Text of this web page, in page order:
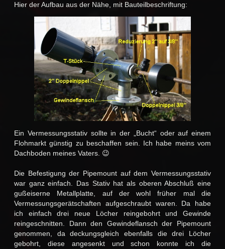
Hier der Aufbau aus der Nähe, mit Bauteilbeschriftung:
Ein Vermessungsstativ sollte in der „Bucht“ oder auf einem
Flohmarkt günstig zu beschaffen sein. Ich habe meins vom
Dachboden meines Vaters. 😉
Die Befestigung der Pipemount auf dem Vermessungsstativ
war ganz einfach. Das Stativ hat als oberen Abschluß eine
gußeiserne Metallplatte, auf der wohl früher mal die
Vermessungsgerätschaften aufgeschraubt waren. Da habe
ich einfach drei neue Löcher reingebohrt und Gewinde
reingeschnitten. Dann den Gewindeflansch der Pipemount
genommen, da deckungsgleich ebenfalls die drei Löcher
gebohrt, diese angesenkt und schon konnte ich die